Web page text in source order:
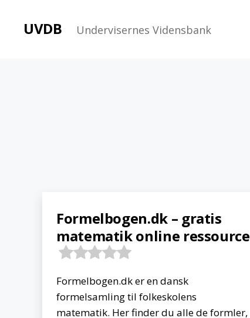
UVDB Undervisernes Vidensbank
Formelbogen.dk – gratis
matematik online ressource
Formelbogen.dk er en dansk
formelsamling til folkeskolens
matematik. Her finder du alle de formler,